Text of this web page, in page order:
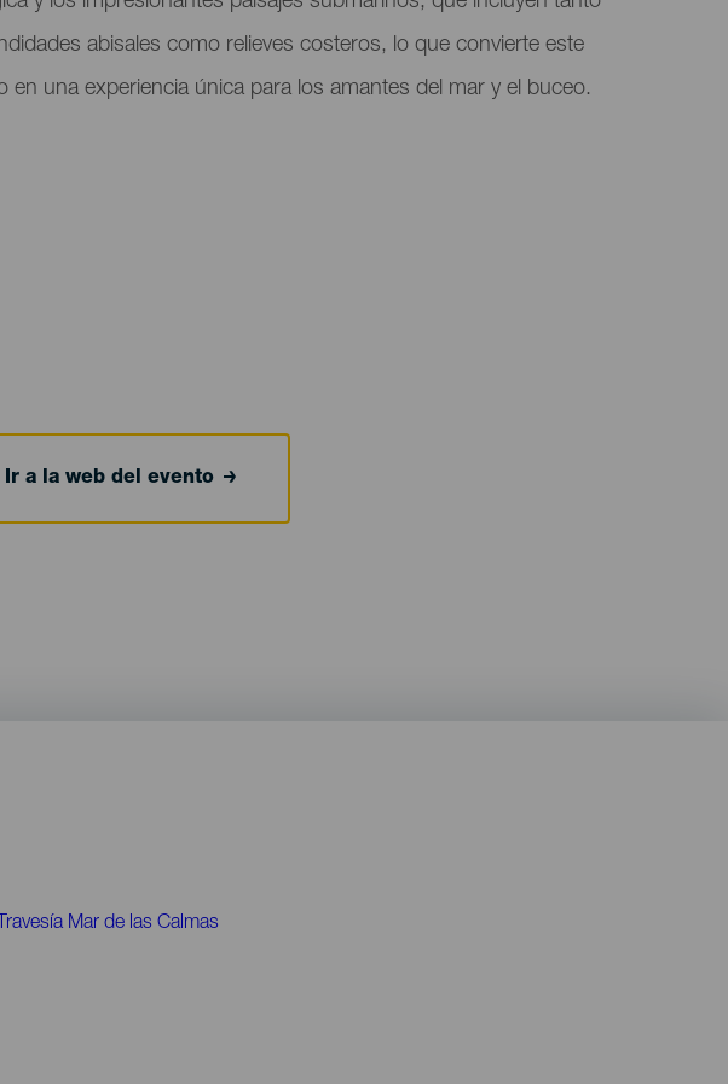
abisales como relieves costeros, lo que convierte este
en una experiencia única para los amantes del mar y el buceo.
Ir a la web del evento